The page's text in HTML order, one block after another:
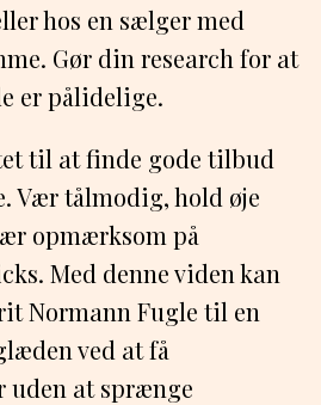
hos en sælger med
Gør din research for at
er pålidelige.
til at finde gode tilbud
Vær tålmodig, hold øje
opmærksom på
Med denne viden kan
Normann Fugle til en
ved at få
at sprænge